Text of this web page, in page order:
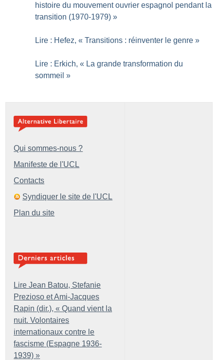
histoire du mouvement ouvrier espagnol pendant la
transition (1970-1979) »
Lire : Hefez, « Transitions : réinventer le genre »
Lire : Erkich, « La grande transformation du
sommeil »
Qui sommes-nous ?
Manifeste de l'UCL
Contacts
Syndiquer le site de l'UCL
Plan du site
Lire Jean Batou, Stefanie
Prezioso et Ami-Jacques
Rapin (dir.), « Quand vient la
nuit. Volontaires
internationaux contre le
fascisme (Espagne 1936-
1939) »